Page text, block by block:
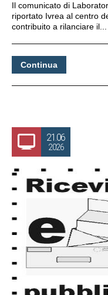
Il comunicato di
riportato Ivrea al centro
contribuito a rilanciare il...
Continua
21.06
2026